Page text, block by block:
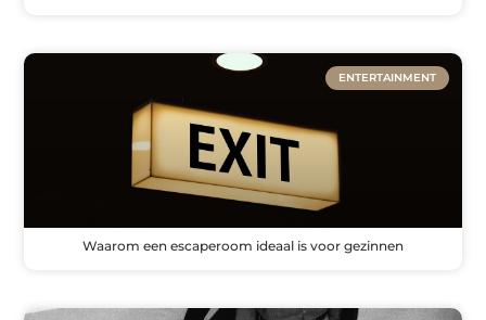
ENTERTAINMENT
Waarom een escaperoom ideaal is voor gezinnen